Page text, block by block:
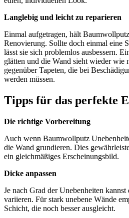
Langlebig und leicht zu reparieren
Einmal aufgetragen, hält
Renovierung. Sollte doch einmal eine
lässt sie sich problemlos ausbessern.
glätten und die Wand sieht wieder wie
gegenüber Tapeten, die bei
werden müssen.
Tipps für das perfekte
Die richtige Vorbereitung
Auch wenn Baumwollputz
die Wand grundieren. Dies
ein gleichmäßiges Erscheinungsbild.
Dicke anpassen
Je nach Grad der Unebenheiten
variieren. Für stark unebene Wände
Schicht, die noch besser ausgleicht.